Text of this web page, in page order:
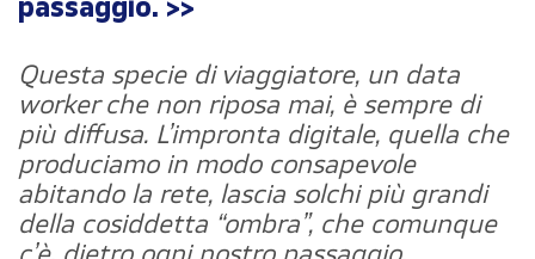
passaggio. >>
Questa specie di viaggiatore, un data
worker che non riposa mai, è sempre di
più diffusa. L’impronta digitale, quella che
produciamo in modo consapevole
abitando la rete, lascia solchi più grandi
della cosiddetta “ombra”, che comunque